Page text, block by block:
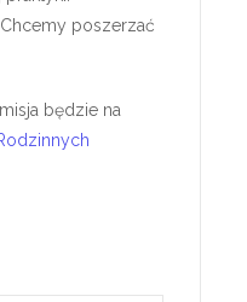
poszerzać
będzie na